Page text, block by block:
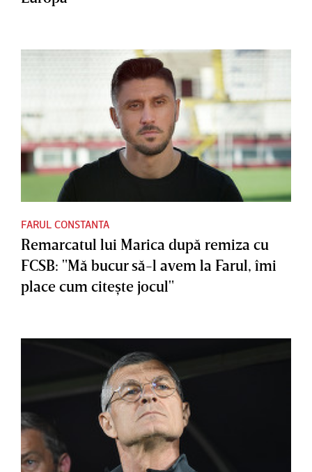
FARUL CONSTANTA
Remarcatul lui Marica după remiza cu
FCSB: "Mă bucur să-l avem la Farul, îmi
place cum citeşte jocul"